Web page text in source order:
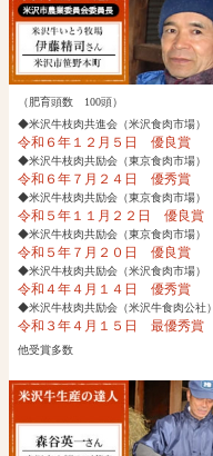
（肥育頭数 100頭）
◆米沢牛枝肉共進会（米沢食肉市場）
令和６年１２月５日 優良賞
◆米沢牛枝肉共励会（東京食肉市場）
令和６年７月２４日 優秀賞
◆米沢牛枝肉共励会（東京食肉市場）
令和５年１１月２２日 優良賞
◆米沢牛枝肉共励会（東京食肉市場）
令和５年７月２０日 優良賞
◆米沢牛枝肉共励会（米沢食肉市場）
令和４年４月１４日 優秀賞
◆米沢牛枝肉共励会（米沢牛食肉公社）
令和３年４月１５日 最優秀賞
他受賞多数